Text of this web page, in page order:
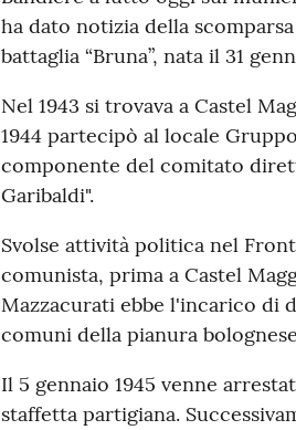
ha dato notizia della
battaglia “Bruna”, nata il 31
Nel 1943 si trovava a Castel
1944 partecipò al locale
componente del comitato
Garibaldi".
Svolse attività politica nel
comunista, prima a Castel
Mazzacurati ebbe l'incarico di
comuni della pianura
Il 5 gennaio 1945 venne
staffetta partigiana.